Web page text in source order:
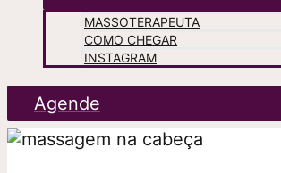
MASSOTERAPEUTA
COMO CHEGAR
INSTAGRAM
Agende